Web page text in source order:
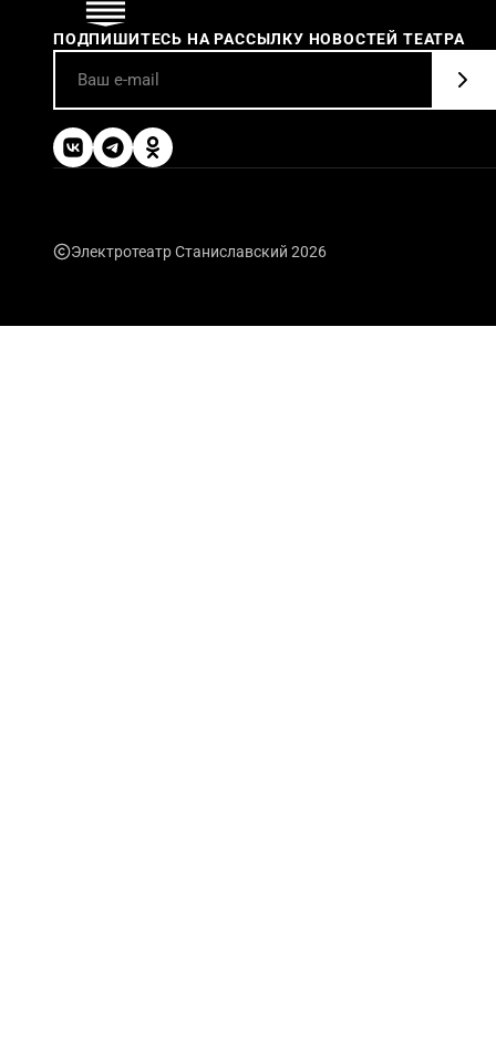
ПОДПИШИТЕСЬ НА РАССЫЛКУ НОВОСТЕЙ ТЕАТРА
Электротеатр Станиславский 2026